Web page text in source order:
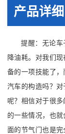
产品详细
提醒：无论车
降油耗。对我们
备的一项技能了
汽车的构造吗？
呢？相信对于很
的一些情况，也
面的节气门也是